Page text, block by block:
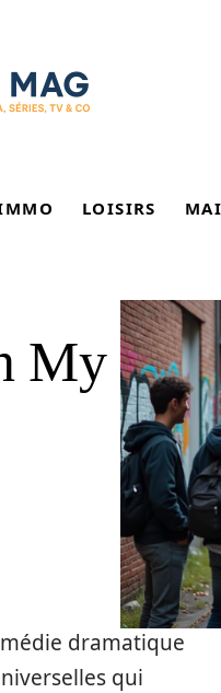
LOISIRS
My
dramatique
qui